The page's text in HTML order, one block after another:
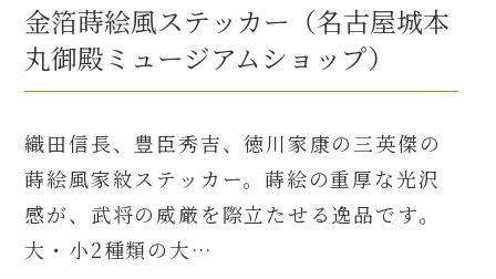
金箔蒔絵風ステッカー（名古屋城本
丸御殿ミュージアムショップ）
織田信長、豊臣秀吉、徳川家康の三英傑の
蒔絵風家紋ステッカー。蒔絵の重厚な光沢
感が、武将の威厳を際立たせる逸品です。
大・小2種類の大…